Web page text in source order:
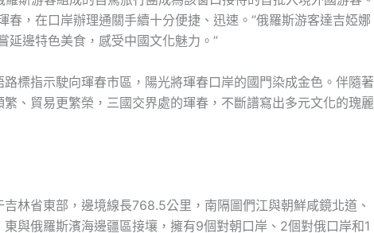
春，在口岸辦理通關手續十分便捷、迅速。”俄羅斯游客達吉婭娜
延邊特色美食，感受中國文化魅力。”
標指示駛向琿春市區，陽光將琿春口岸的國門染成金色。伴隨著
、貿易更繁榮，三國交界處的琿春，不斷譜寫出多元文化的瑰麗
林省東部，邊境線長768.5公里，南隔圖們江與朝鮮咸鏡北道、
與俄羅斯濱海邊疆區接壤，擁有9個對朝口岸、2個對俄口岸和1